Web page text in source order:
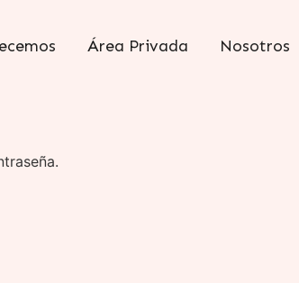
Área Privada Nosotros